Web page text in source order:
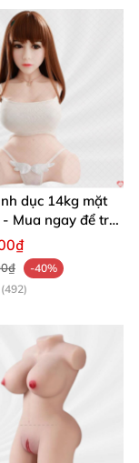
dục 14kg mặt
Mua ngay để trải
-40%
(492)